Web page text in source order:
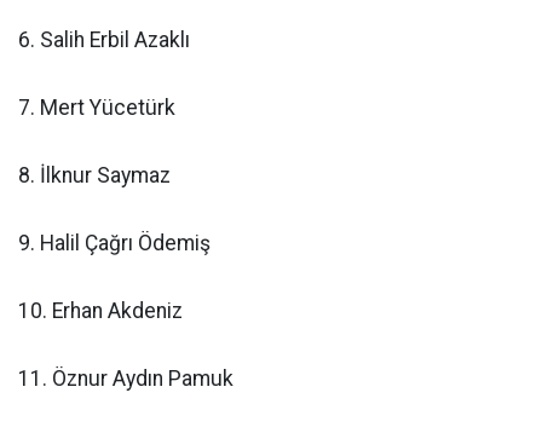
6. Salih Erbil Azaklı
7. Mert Yücetürk
8. İlknur Saymaz
9. Halil Çağrı Ödemiş
10. Erhan Akdeniz
11. Öznur Aydın Pamuk